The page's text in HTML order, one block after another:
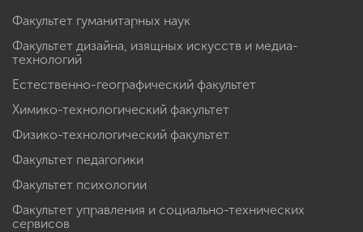
Факультет гуманитарных наук
Факультет дизайна, изящных искусств и медиа-
технологий
Естественно-географический факультет
Химико-технологический факультет
Физико-технологический факультет
Факультет педагогики
Факультет психологии
Факультет управления и социально-технических
сервисов